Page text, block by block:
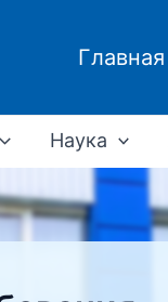
Главная
Наука